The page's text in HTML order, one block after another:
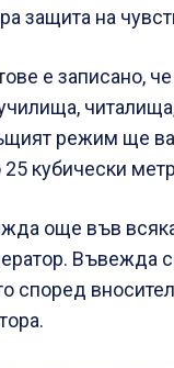
защита на
е записано,
режим ще
кубически
още във
Въвежда
според